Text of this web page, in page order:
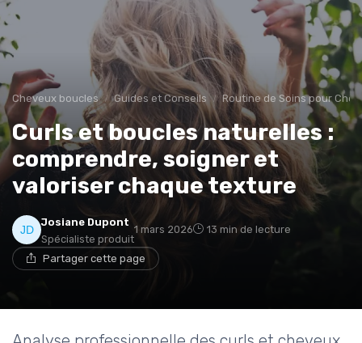
Cheveux boucles Guides et Conseils Routine de Soins pour
Curls et boucles naturelles :
comprendre, soigner et
valoriser chaque texture
Josiane Dupont
Spécialiste produit
1 mars 2026 13 min de lecture
Partager cette page